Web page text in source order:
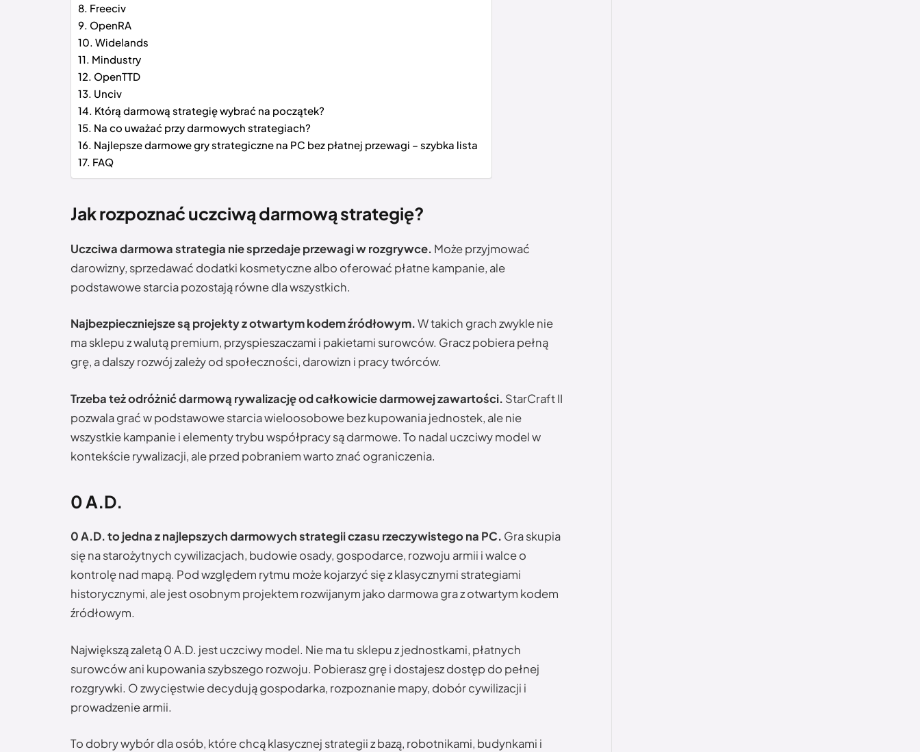
Freeciv
OpenRA
Widelands
Mindustry
OpenTTD
Unciv
Którą darmową strategię wybrać na początek?
Na co uważać przy darmowych strategiach?
Najlepsze darmowe gry strategiczne na PC bez płatnej przewagi – szybka lista
FAQ
Jak rozpoznać uczciwą darmową strategię?
Uczciwa darmowa strategia nie sprzedaje przewagi w rozgrywce. Może przyjmować
darowizny, sprzedawać dodatki kosmetyczne albo oferować płatne kampanie, ale
podstawowe starcia pozostają równe dla wszystkich.
Najbezpieczniejsze są projekty z otwartym kodem źródłowym.W takich grach zwykle nie
ma sklepu z walutą premium, przyspieszaczami i pakietami surowców. Gracz pobiera pełną
grę, a dalszy rozwój zależy od społeczności, darowizn i pracy twórców.
Trzeba też odróżnić darmową rywalizację od całkowicie darmowej zawartości. StarCraft II
pozwala grać w podstawowe starcia wieloosobowe bez kupowania jednostek, ale nie
wszystkie kampanie i elementy trybu współpracy są darmowe. To nadal uczciwy model w
kontekście rywalizacji, ale przed pobraniem warto znać ograniczenia.
0 A.D.
0 A.D. to jedna z najlepszych darmowych strategii czasu rzeczywistego na PC. Gra skupia
się na starożytnych cywilizacjach, budowie osady, gospodarce, rozwoju armii i walce o
kontrolę nad mapą. Pod względem rytmu może kojarzyć się z klasycznymi strategiami
historycznymi, ale jest osobnym projektem rozwijanym jako darmowa gra z otwartym kodem
źródłowym.
Największą zaletą 0 A.D. jest uczciwy model. Nie ma tu sklepu z jednostkami, płatnych
surowców ani kupowania szybszego rozwoju. Pobierasz grę i dostajesz dostęp do pełnej
rozgrywki. O zwycięstwie decydują gospodarka, rozpoznanie mapy, dobór cywilizacji i
prowadzenie armii.
To dobry wybór dla osób, które chcą klasycznej strategii z bazą, robotnikami, budynkami i